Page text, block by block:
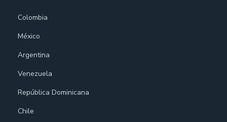
Colombia
México
Argentina
Venezuela
República Dominicana
Chile